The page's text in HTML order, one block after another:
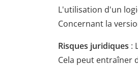
L'utilisation d'un
Concernant la
Risques juridiques :
Cela peut entraîner